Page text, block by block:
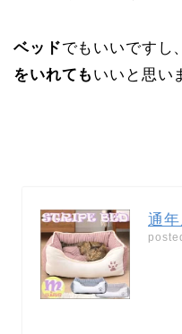
ベッドでもいいですし、
をいれても いいと思い
通